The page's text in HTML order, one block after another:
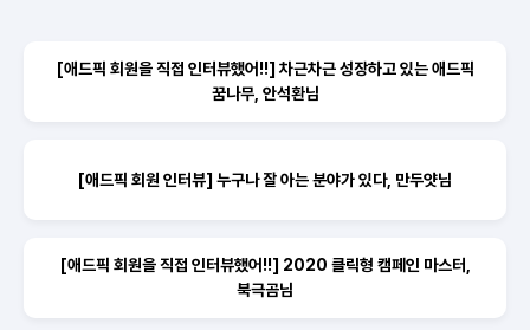
[애드픽 회원을 직접 인터뷰했어!!] 차근차근 성장하고 있는 애드픽
꿈나무, 안석환님
[애드픽 회원 인터뷰] 누구나 잘 아는 분야가 있다, 만두얏님
[애드픽 회원을 직접 인터뷰했어!!] 2020 클릭형 캠페인 마스터,
북극곰님